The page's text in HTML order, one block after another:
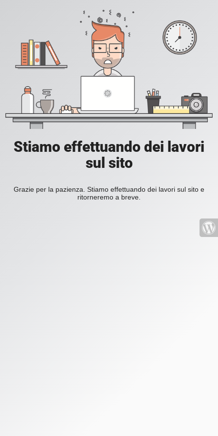
Stiamo effettuando dei lavori
sul sito
Grazie per la pazienza. Stiamo effettuando dei lavori sul sito e
ritorneremo a breve.